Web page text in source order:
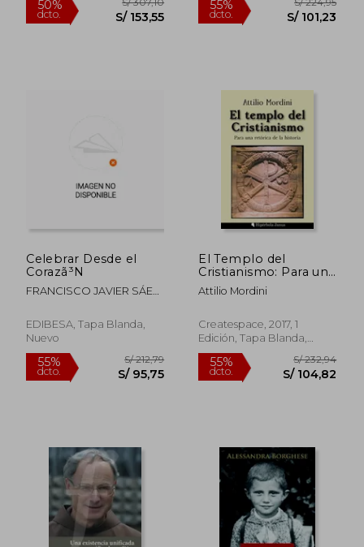
dcto.
55%
dcto. S/ 104,39
55%
dcto.
Celebrar Desde el
Corazã³N
FRANCISCO JAVIER SÁEZ
EDIBESA, Tapa Blanda,
Nuevo
El Templo del
Cristianismo: Para una
Retórica de la Historia
Attilio Mordini
Createspace, 2017, 1
Edición, Tapa Blanda,
Nuevo